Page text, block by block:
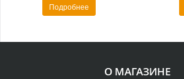
Подробнее
О МАГАЗИНЕ